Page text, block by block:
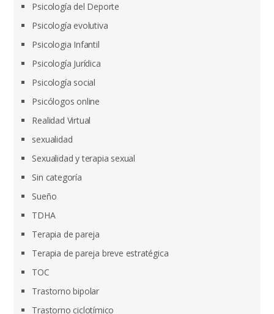
Psicología del Deporte
Psicología evolutiva
Psicologia Infantil
Psicología Jurídica
Psicología social
Psicólogos online
Realidad Virtual
sexualidad
Sexualidad y terapia sexual
Sin categoría
Sueño
TDHA
Terapia de pareja
Terapia de pareja breve estratégica
TOC
Trastorno bipolar
Trastorno ciclotímico